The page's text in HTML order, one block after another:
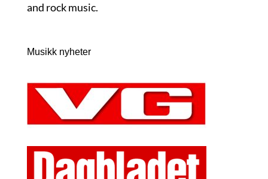
and rock music.
Musikk nyheter